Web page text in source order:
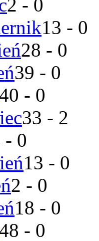
2 - 0
13 - 0
28 - 0
39 - 0
- 0
33 - 2
- 0
13 - 0
2 - 0
18 - 0
- 0